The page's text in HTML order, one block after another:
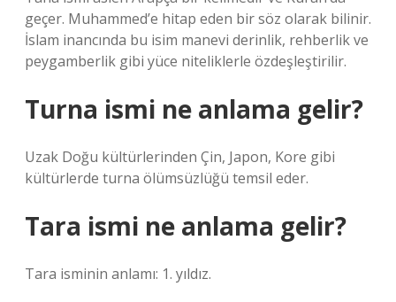
geçer. Muhammed’e hitap eden bir söz olarak bilinir.
İslam inancında bu isim manevi derinlik, rehberlik ve
peygamberlik gibi yüce niteliklerle özdeşleştirilir.
Turna ismi ne anlama gelir?
Uzak Doğu kültürlerinden Çin, Japon, Kore gibi
kültürlerde turna ölümsüzlüğü temsil eder.
Tara ismi ne anlama gelir?
Tara isminin anlamı: 1. yıldız.